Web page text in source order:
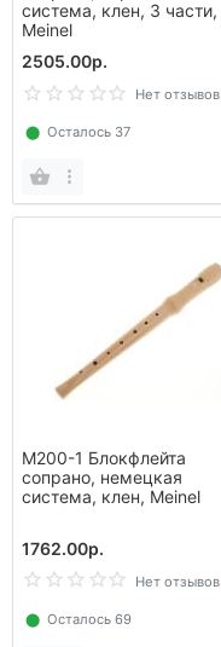
система, клен, 3 части,
Meinel
2505.00р.
Нет отзывов
⬤ Осталось 37
M200-1 Блокфлейта
сопрано, немецкая
система, клен, Meinel
1762.00р.
Нет отзывов
⬤ Осталось 69